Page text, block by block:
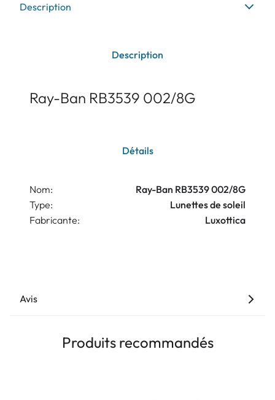
Description
Description
Ray-Ban RB3539 002/8G
Détails
Nom:
Ray-Ban RB3539 002/8G
Type:
Lunettes de soleil
Fabricante:
Luxottica
Avis
Produits recommandés